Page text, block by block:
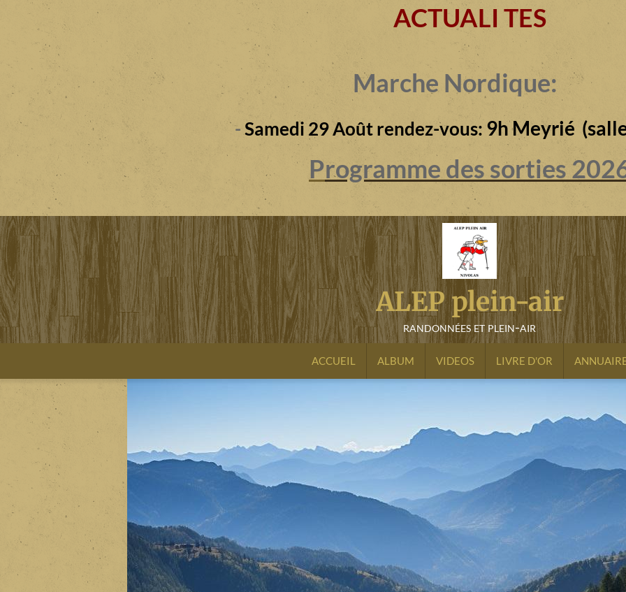
ACTUALI TES
Marche Nordique:
-Samedi 29 Août rendez-vous: 9h Meyrié
Programme des sorties
ALEP plein-air
randonnées et plein-air
ACCUEIL ALBUM VIDEOS LIVRE D'OR